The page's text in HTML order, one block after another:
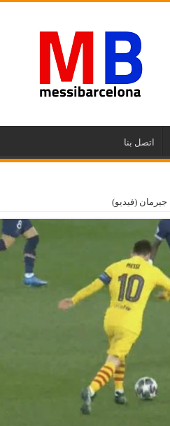
اتصل بنا
(فيديو)